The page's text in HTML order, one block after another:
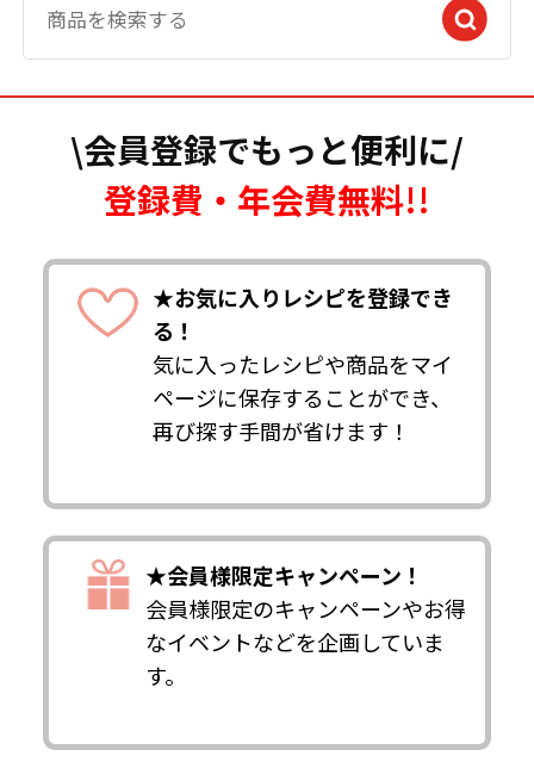
\会員登録でもっと便利に/
登録費・年会費無料!!
★お気に入りレシピを登録でき
る！
気に入ったレシピや商品をマイ
ページに保存することができ、
再び探す手間が省けます！
★会員様限定キャンペーン！
会員様限定のキャンペーンやお得
なイベントなどを企画していま
す。